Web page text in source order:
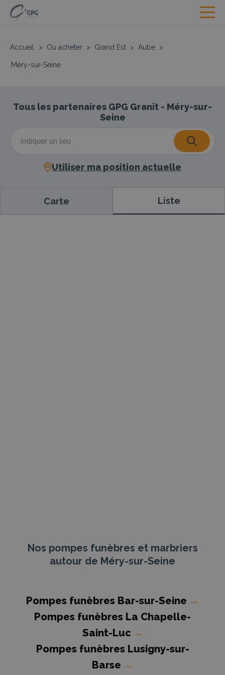
Accueil > Où acheter > Grand Est > Aube >
Méry-sur-Seine
Tous les partenaires GPG Granit - Méry-sur-
Seine
Utiliser ma position actuelle
Carte Liste
Nos pompes funèbres et marbriers
autour de Méry-sur-Seine
Pompes funèbres Bar-sur-Seine →
Pompes funèbres La Chapelle-
Saint-Luc →
Pompes funèbres Lusigny-sur-
Barse →